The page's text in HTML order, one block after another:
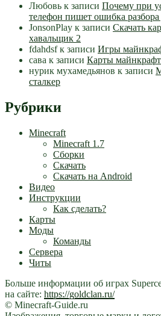
Любовь к записи Почему при
телефон пишет ошибка
JonsonPlay к записи Скачать
хавальщик 2
fdahdsfк записи Игры
сава к записи Карты майнкрафт
нурик мухамедьянов к записи
сталкер
Рубрики
Minecraft
Minecraft 1.7
Сборки
Скачать
Скачать на Android
Видео
Инструкции
Как сделать?
Карты
Моды
Команды
Сервера
Читы
Больше информации об играх
на сайте: https://goldclan.ru/
© Minecraft-Guide.ru